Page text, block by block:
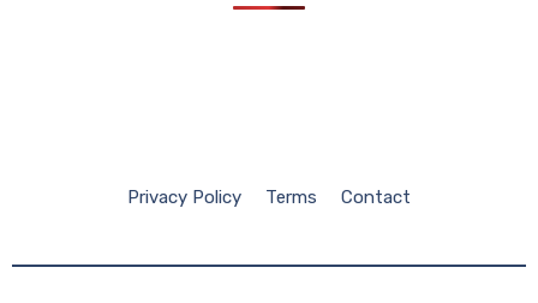
Privacy Policy Terms Contact